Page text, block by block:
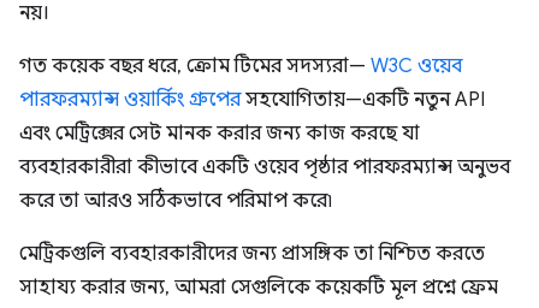
নয়।
গত কয়েক বছর ধরে, ক্রোম টিমের সদস্যরা— W3C ওয়েব
পারফরম্যান্স ওয়ার্কিং গ্রুপেরসহযোগিতায়—একটি নতুন API
এবং মেট্রিক্সের সেট মানক করার জন্য কাজ করছে যা
ব্যবহারকারীরা কীভাবে একটি ওয়েব পৃষ্ঠার পারফরম্যান্স অনুভব
করে তা আরও সঠিকভাবে পরিমাপ করে৷
মেট্রিকগুলি ব্যবহারকারীদের জন্য প্রাসঙ্গিক তা নিশ্চিত করতে
সাহায্য করার জন্য, আমরা সেগুলিকে কয়েকটি মূল প্রশ্নে ফ্রেম